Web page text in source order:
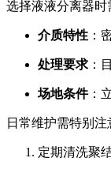
选择液液分离器时
介质特性 ：
处理要求 ：
场地条件：
日常维护需特别注
定期清洗聚